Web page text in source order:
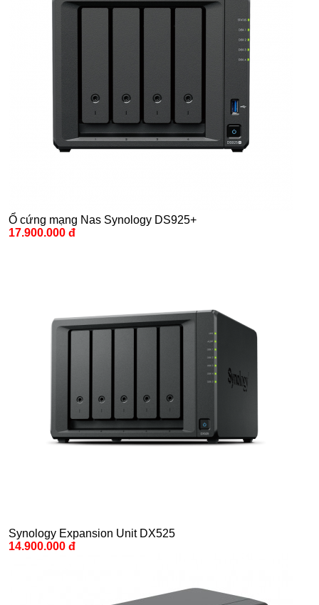
Ổ cứng mạng Nas Synology DS925+
17.900.000 đ
Synology Expansion Unit DX525
14.900.000 đ